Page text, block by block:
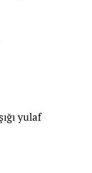
yulaf